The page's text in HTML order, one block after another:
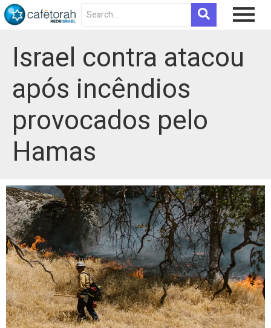
Israel contra atacou
após incêndios
provocados pelo
Hamas